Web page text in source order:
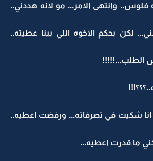
فلوس.. وانتهى الامر... مو لانه هددني..
لكن بحكم الاخوه اللي بينا عطيته..
الطلب...!!!!!
انا شكيت في تصرفاته... ورفضت اعطيه..
ما قدرت اعطيه...